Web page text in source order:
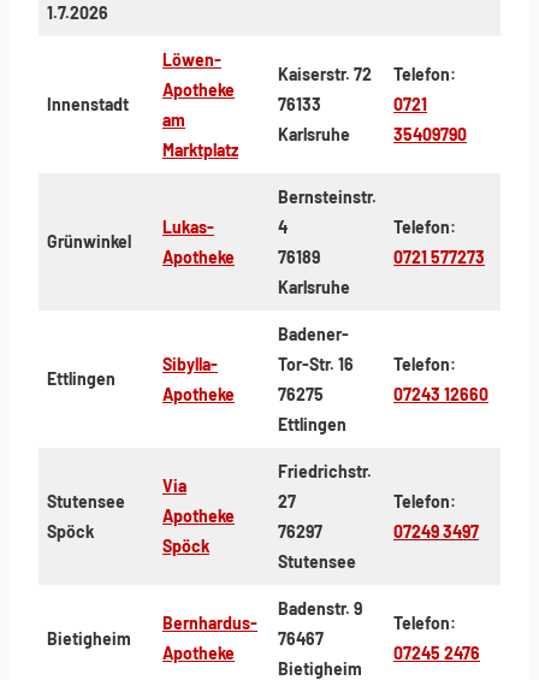
1.7.2026
Innenstadt
Löwen-
Apotheke
am
Marktplatz
Kaiserstr. 72
76133
Karlsruhe
Telefon:
0721
35409790
Grünwinkel
Lukas-
Apotheke
Bernsteinstr.
4
76189
Karlsruhe
Telefon:
0721 577273
Ettlingen
Sibylla-
Apotheke
Badener-
Tor-Str. 16
76275
Ettlingen
Telefon:
07243 12660
Stutensee
Spöck
Via
Apotheke
Spöck
Friedrichstr.
27
76297
Stutensee
Telefon:
07249 3497
Bietigheim
Bernhardus-
Apotheke
Badenstr. 9
76467
Bietigheim
Telefon:
07245 2476